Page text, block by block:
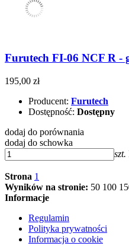
Furutech FI-06 NCF R -
195,00 zł
Producent: Furutech
Dostępność: Dostępny
dodaj do porównania
dodaj do schowka
szt.
Strona 1
Wyników na stronie: 50 100
Informacje
Regulamin
Polityka prywatności
Informacja o cookie